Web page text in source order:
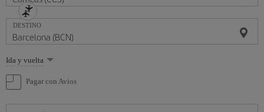
DESTINO
Seleccione
una
opción
Ida y vuelta
Pagar con Avios